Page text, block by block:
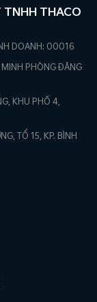
TNHH THACO
DOANH: 00016
MINH PHÒNG ĐĂNG
KHU PHỐ 4,
TỔ 15, KP. BÌNH